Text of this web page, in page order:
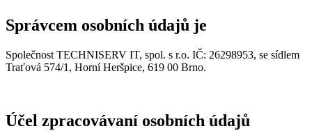
Správcem osobních údajů je
Společnost TECHNISERV IT, spol. s r.o. IČ: 26298953, se sídlem
Traťová 574/1, Horní Heršpice, 619 00 Brno.
Účel zpracovávaní osobních údajů